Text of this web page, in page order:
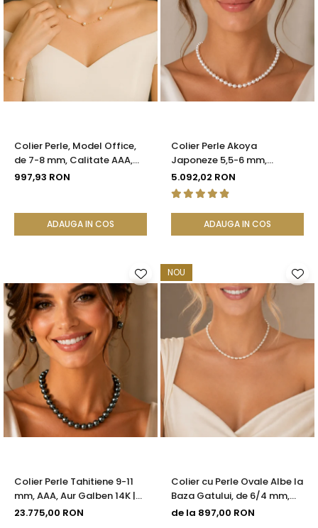
Colier Perle, Model Office,
de 7-8 mm, Calitate AAA,
Aur 14K | KASKADDA®
997,93 RON
ADAUGA IN COS
Colier Perle Akoya
Japoneze 5,5-6 mm,
Închizătoare Sferică Aur Alb
14K | KASKADDA®
5.092,02 RON
ADAUGA IN COS
Colier Perle Tahitiene 9-11
mm, AAA, Aur Galben 14K |
KASKADDA®
23.775,00 RON
NOU
Colier cu Perle Ovale Albe la
Baza Gatului, de 6/4 mm,
Calitate AAA, Aur 14K |
de la 897,00 RON